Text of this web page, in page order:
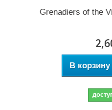
Grenadiers of the
В корзину